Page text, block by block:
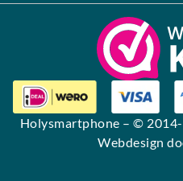
Holysmartphone – ©
Webdesign